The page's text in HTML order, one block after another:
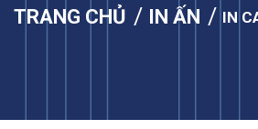
TRANG CHỦ / IN ẤN / IN